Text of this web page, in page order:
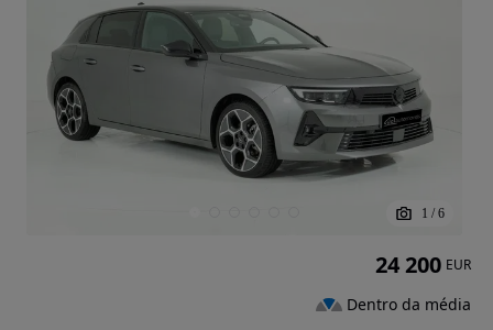
1 / 6
24 200 EUR
Dentro da média